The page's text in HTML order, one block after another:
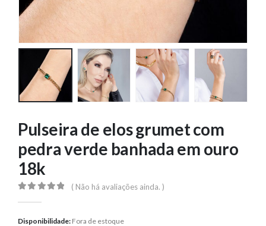
Pulseira de elos grumet com
pedra verde banhada em ouro
18k
( Não há avaliações ainda. )
Disponibilidade: Fora de estoque